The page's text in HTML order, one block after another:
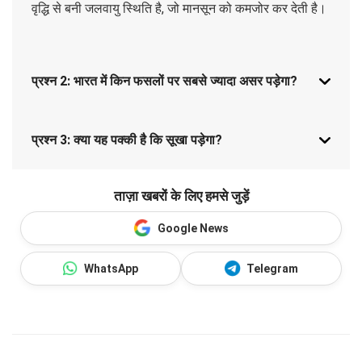
वृद्धि से बनी जलवायु स्थिति है, जो मानसून को कमजोर कर देती है।
प्रश्न 2: भारत में किन फसलों पर सबसे ज्यादा असर पड़ेगा?
प्रश्न 3: क्या यह पक्की है कि सूखा पड़ेगा?
ताज़ा खबरों के लिए हमसे जुड़ें
Google News
WhatsApp Telegram